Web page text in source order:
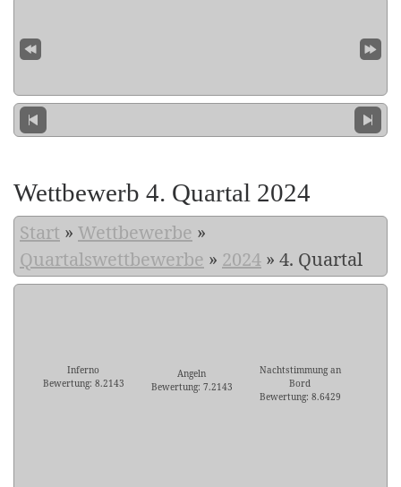
Wettbewerb 4. Quartal 2024
Start » Wettbewerbe »
Quartalswettbewerbe » 2024 » 4. Quartal
Inferno
Bewertung: 8.2143
Angeln
Bewertung: 7.2143
Nachtstimmung an
Bord
Bewertung: 8.6429